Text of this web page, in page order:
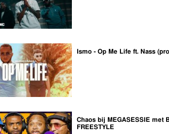
Ismo - Op Me Life ft. Nass
Chaos bij MEGASESSIE met
FREESTYLE